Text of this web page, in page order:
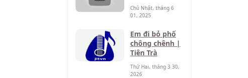
Chủ Nhật, tháng 6
01, 2025
Em đi bỏ phố
chông chênh |
Tiên Trà
Thứ Hai, tháng 3 30,
2026